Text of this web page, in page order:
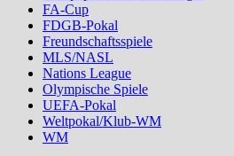
FA-Cup
FDGB-Pokal
Freundschaftsspiele
MLS/NASL
Nations League
Olympische Spiele
UEFA-Pokal
Weltpokal/Klub-WM
WM